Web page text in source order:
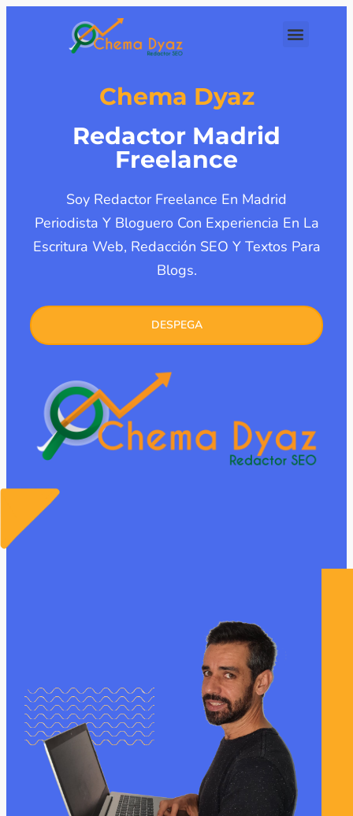
Chema Dyaz
Redactor Madrid
Freelance
Soy Redactor Freelance En Madrid
Periodista Y Bloguero Con Experiencia En La
Escritura Web, Redacción SEO Y Textos Para
Blogs.
DESPEGA